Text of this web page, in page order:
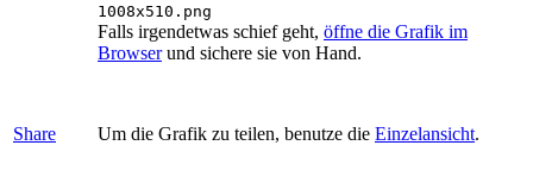
1008x510.png
Falls irgendetwas schief geht, öffne die Grafik im
Browserund sichere sie von Hand.
Share Um die Grafik zu teilen, benutze die Einzelansicht.